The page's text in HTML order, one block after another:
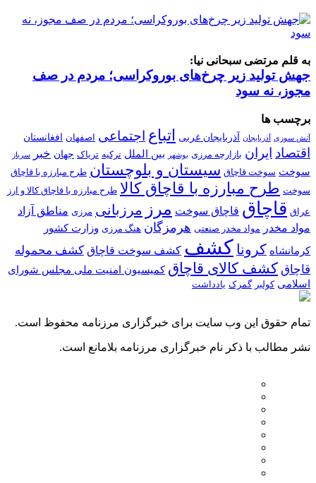
به قلم مرتضی سبحانی نیا:
جهش تولید زیر چرخ‌های بوروکراسی؛ مردم در صف
مجوز، نه سود
برچسب ها
آتش سوزی آذربایجان آذربایجان غربی اتباع اجتماعی اصفهان افغانستان
اقتصاد ایران بازارچه مرزی بوشهر بین الملل ترکیه تریاک جهان خبر سرباز
سوخت سوخت قاچاق سیستان و بلوچستان طرح مبارزه با قاچاق
سوخت طرح مبارزه با قاچاق کالا طرح مبارزه با قاچاق کالا و ارز
عراق قاچاق قاچاق سوخت مرز مرزبانی مرزی مناطق آزاد
مواد مخدر
مواد مخدر صنعتی هرمزگان هنگ مرزی وزارت کشور
کرمانشاه کرونا کشف کشف سوخت قاچاق کشف محموله
قاچاق کشف کالای قاچاق کمیسیون امنیت ملی مجلس شورای
اسلامی کولبر گمرک یادداشت
تمام حقوق این وب سایت برای خبرگزاری مرزنامه محفوظ است.
نشر مطالب با ذکر نام خبرگزاری مرزنامه بلامانع است.